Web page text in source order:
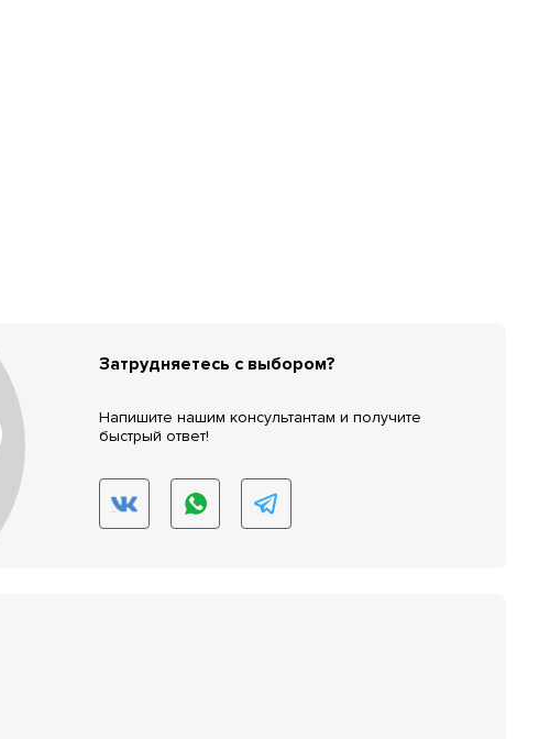
Затрудняетесь с выбором?
Напишите нашим консультантам и получите
быстрый ответ!